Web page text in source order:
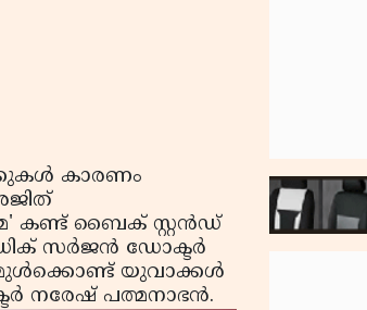
കാരണം
കണ്ട് ബൈക് സ്റ്റന്‍ഡ്
സര്‍ജന്‍ ഡോക്ടര്‍
യുവാക്കള്‍
നരേഷ് പത്മനാഭന്‍.